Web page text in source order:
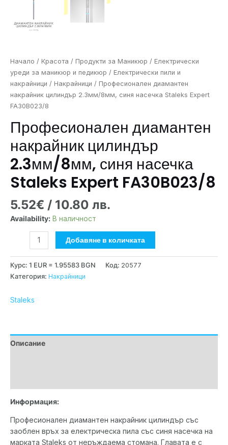
Начало / Красота / Продукти за Маникюр / Електрически
уреди за маникюр и педикюр / Електрически пили и
накрайници / Накрайници / Професионален диамантен
накрайник цилиндър 2.3мм/8мм, синя насечка Staleks Expert
FA30B023/8
Професионален диамантен
накрайник цилиндър
2.3мм/8мм, синя насечка
Staleks Expert FA30B023/8
5.52€ / 10.80 лв.
Availability: В наличност
Добавяне в количката
Курс: 1 EUR = 1.95583 BGN Код: 20577
Категория: Накрайници
Staleks
Описание
Информация:
Професионален диамантен накрайник цилиндър със
заоблен връх за електрическа пила със синя насечка на
марката Staleks от неръждаема стомана. Главата е с